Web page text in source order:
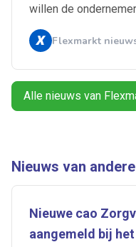
willen de
Flexmarkt
Alle nieuws van
Nieuws van
Nieuwe cao
aangemeld bij
Alles
Doorzaam
Normering Arbeid